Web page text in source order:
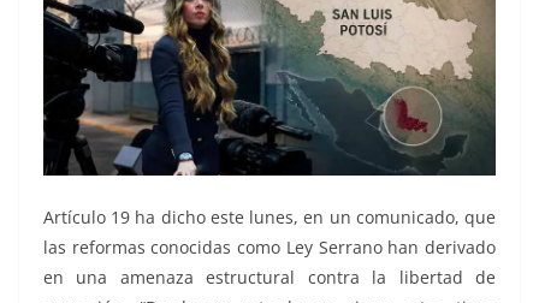
Artículo 19 ha dicho este lunes, en un comunicado, que
las reformas conocidas como Ley Serrano han derivado
en una amenaza estructural contra la libertad de